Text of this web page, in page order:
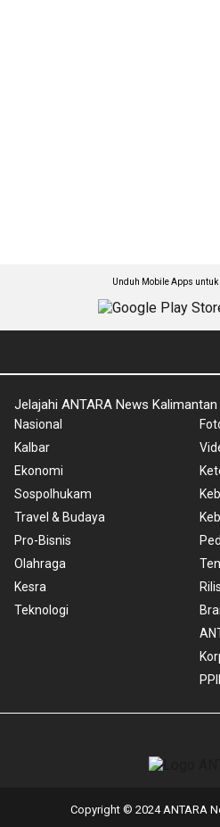
Unduh Mobile Apps untuk
Jelajahi ANTARA News
Nasional
Kalbar
Ekonomi
Sospolhukam
Travel & Budaya
Pro-Bisnis
Olahraga
Kesra
Teknologi
Copyright © 2024 ANTARA